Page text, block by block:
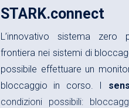
STARK.connect
L’innovativo sistema
frontiera nei sistemi di
possibile effettuare un
bloccaggio in corso. I
condizioni possibili: